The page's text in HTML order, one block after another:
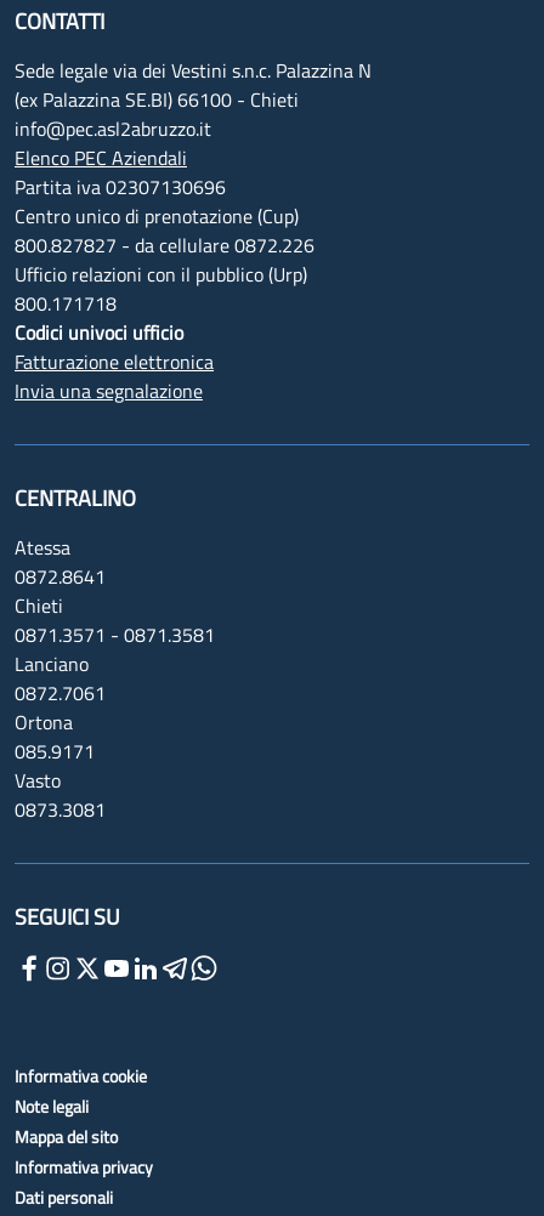
CONTATTI
Sede legale via dei Vestini s.n.c. Palazzina N
(ex Palazzina SE.BI) 66100 - Chieti
info@pec.asl2abruzzo.it
Elenco PEC Aziendali
Partita iva 02307130696
Centro unico di prenotazione (Cup)
800.827827 - da cellulare 0872.226
Ufficio relazioni con il pubblico (Urp)
800.171718
Codici univoci ufficio
Fatturazione elettronica
Invia una segnalazione
CENTRALINO
Atessa
0872.8641
Chieti
0871.3571 - 0871.3581
Lanciano
0872.7061
Ortona
085.9171
Vasto
0873.3081
SEGUICI SU
Informativa cookie
Note legali
Mappa del sito
Informativa privacy
Dati personali